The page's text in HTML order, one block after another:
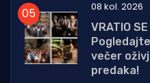
08 kol. 2026
VRATIO
večer
predaka!